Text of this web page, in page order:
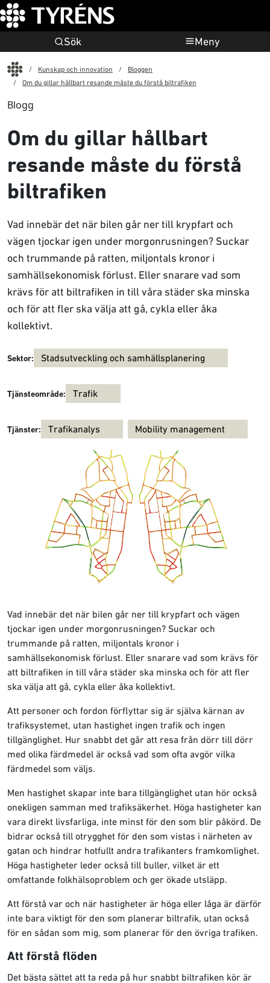
Sök Meny
Kunskap och innovation
Bloggen
Om du gillar hållbart resande måste du förstå biltrafiken
Blogg
Om du gillar hållbart
resande måste du förstå
biltrafiken
Vad innebär det när bilen går ner till krypfart och
vägen tjockar igen under morgonrusningen? Suckar
och trummande på ratten, miljontals kronor i
samhällsekonomisk förlust. Eller snarare vad som
krävs för att biltrafiken in till våra städer ska minska
och för att fler ska välja att gå, cykla eller åka
kollektivt.
Sektor: Stadsutveckling och samhällsplanering
Tjänsteområde: Trafik
Tjänster: Trafikanalys Mobility management
Vad innebär det när bilen går ner till krypfart och vägen
tjockar igen under morgonrusningen? Suckar och
trummande på ratten, miljontals kronor i
samhällsekonomisk förlust. Eller snarare vad som krävs för
att biltrafiken in till våra städer ska minska och för att fler
ska välja att gå, cykla eller åka kollektivt.
Att personer och fordon förflyttar sig är själva kärnan av
trafiksystemet, utan hastighet ingen trafik och ingen
tillgänglighet. Hur snabbt det går att resa från dörr till dörr
med olika färdmedel är också vad som ofta avgör vilka
färdmedel som väljs.
Men hastighet skapar inte bara tillgänglighet utan hör också
onekligen samman med trafiksäkerhet. Höga hastigheter kan
vara direkt livsfarliga, inte minst för den som blir påkörd. De
bidrar också till otrygghet för den som vistas i närheten av
gatan och hindrar hotfullt andra trafikanters framkomlighet.
Höga hastigheter leder också till buller, vilket är ett
omfattande folkhälsoproblem och ger ökade utsläpp.
Att förstå var och när hastigheter är höga eller låga är därför
inte bara viktigt för den som planerar biltrafik, utan också
för en sådan som mig, som planerar för den övriga trafiken.
Att förstå flöden
Det bästa sättet att ta reda på hur snabbt biltrafiken kör är